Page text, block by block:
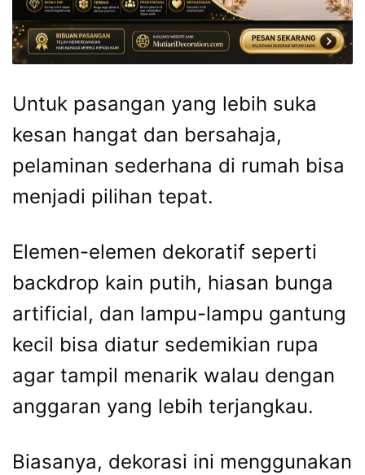
Untuk pasangan yang lebih suka
kesan hangat dan bersahaja,
pelaminan sederhana di rumah bisa
menjadi pilihan tepat.
Elemen-elemen dekoratif seperti
backdrop kain putih, hiasan bunga
artificial, dan lampu-lampu gantung
kecil bisa diatur sedemikian rupa
agar tampil menarik walau dengan
anggaran yang lebih terjangkau.
Biasanya, dekorasi ini menggunakan